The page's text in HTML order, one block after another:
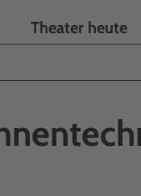
Theater heute